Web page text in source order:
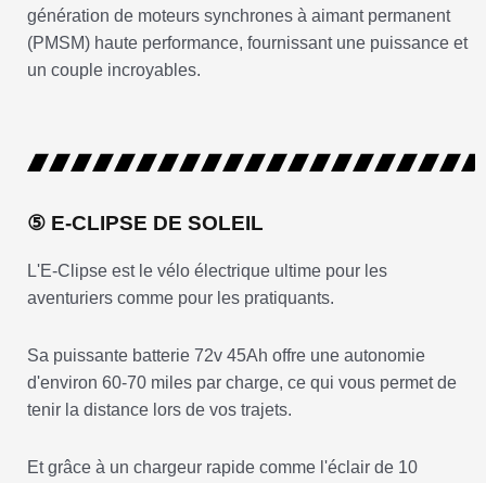
génération de moteurs synchrones à aimant permanent
(PMSM) haute performance, fournissant une puissance et
un couple incroyables.
⑤ E-CLIPSE DE SOLEIL
L'E-Clipse est le vélo électrique ultime pour les
aventuriers comme pour les pratiquants.
Sa puissante batterie 72v 45Ah offre une autonomie
d'environ 60-70 miles par charge, ce qui vous permet de
tenir la distance lors de vos trajets.
Et grâce à un chargeur rapide comme l'éclair de 10